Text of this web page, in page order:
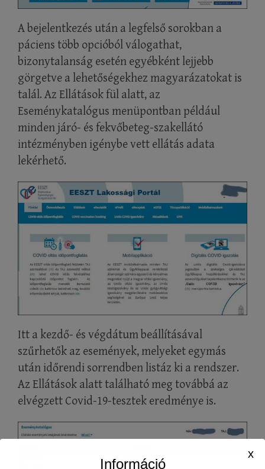
A bejelentkezés után a legfelső sorokban a
páciens több opcióból válogathat,
bizonytalanság esetén egyébként lejjebb
görgetve a lehetőségekhez magyarázatokat is
talál. Az Ellátások fül alatt, az
Eseménykatalógus menüpontban például
minden járó- és fekvőbeteg-szakellátó
intézményben igénybe vett ellátás adata
lekérhető.
Itt a kezdő- és végdátum beállításával
szűrhetők az események, melyeket egymás
után időrendi sorrendben listáz ki a rendszer.
Az Ellátások alatt található meg továbbá az
elvégzett Covid-19-tesztek eredménye is.
Információ
x